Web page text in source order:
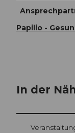
Papilio -
In der